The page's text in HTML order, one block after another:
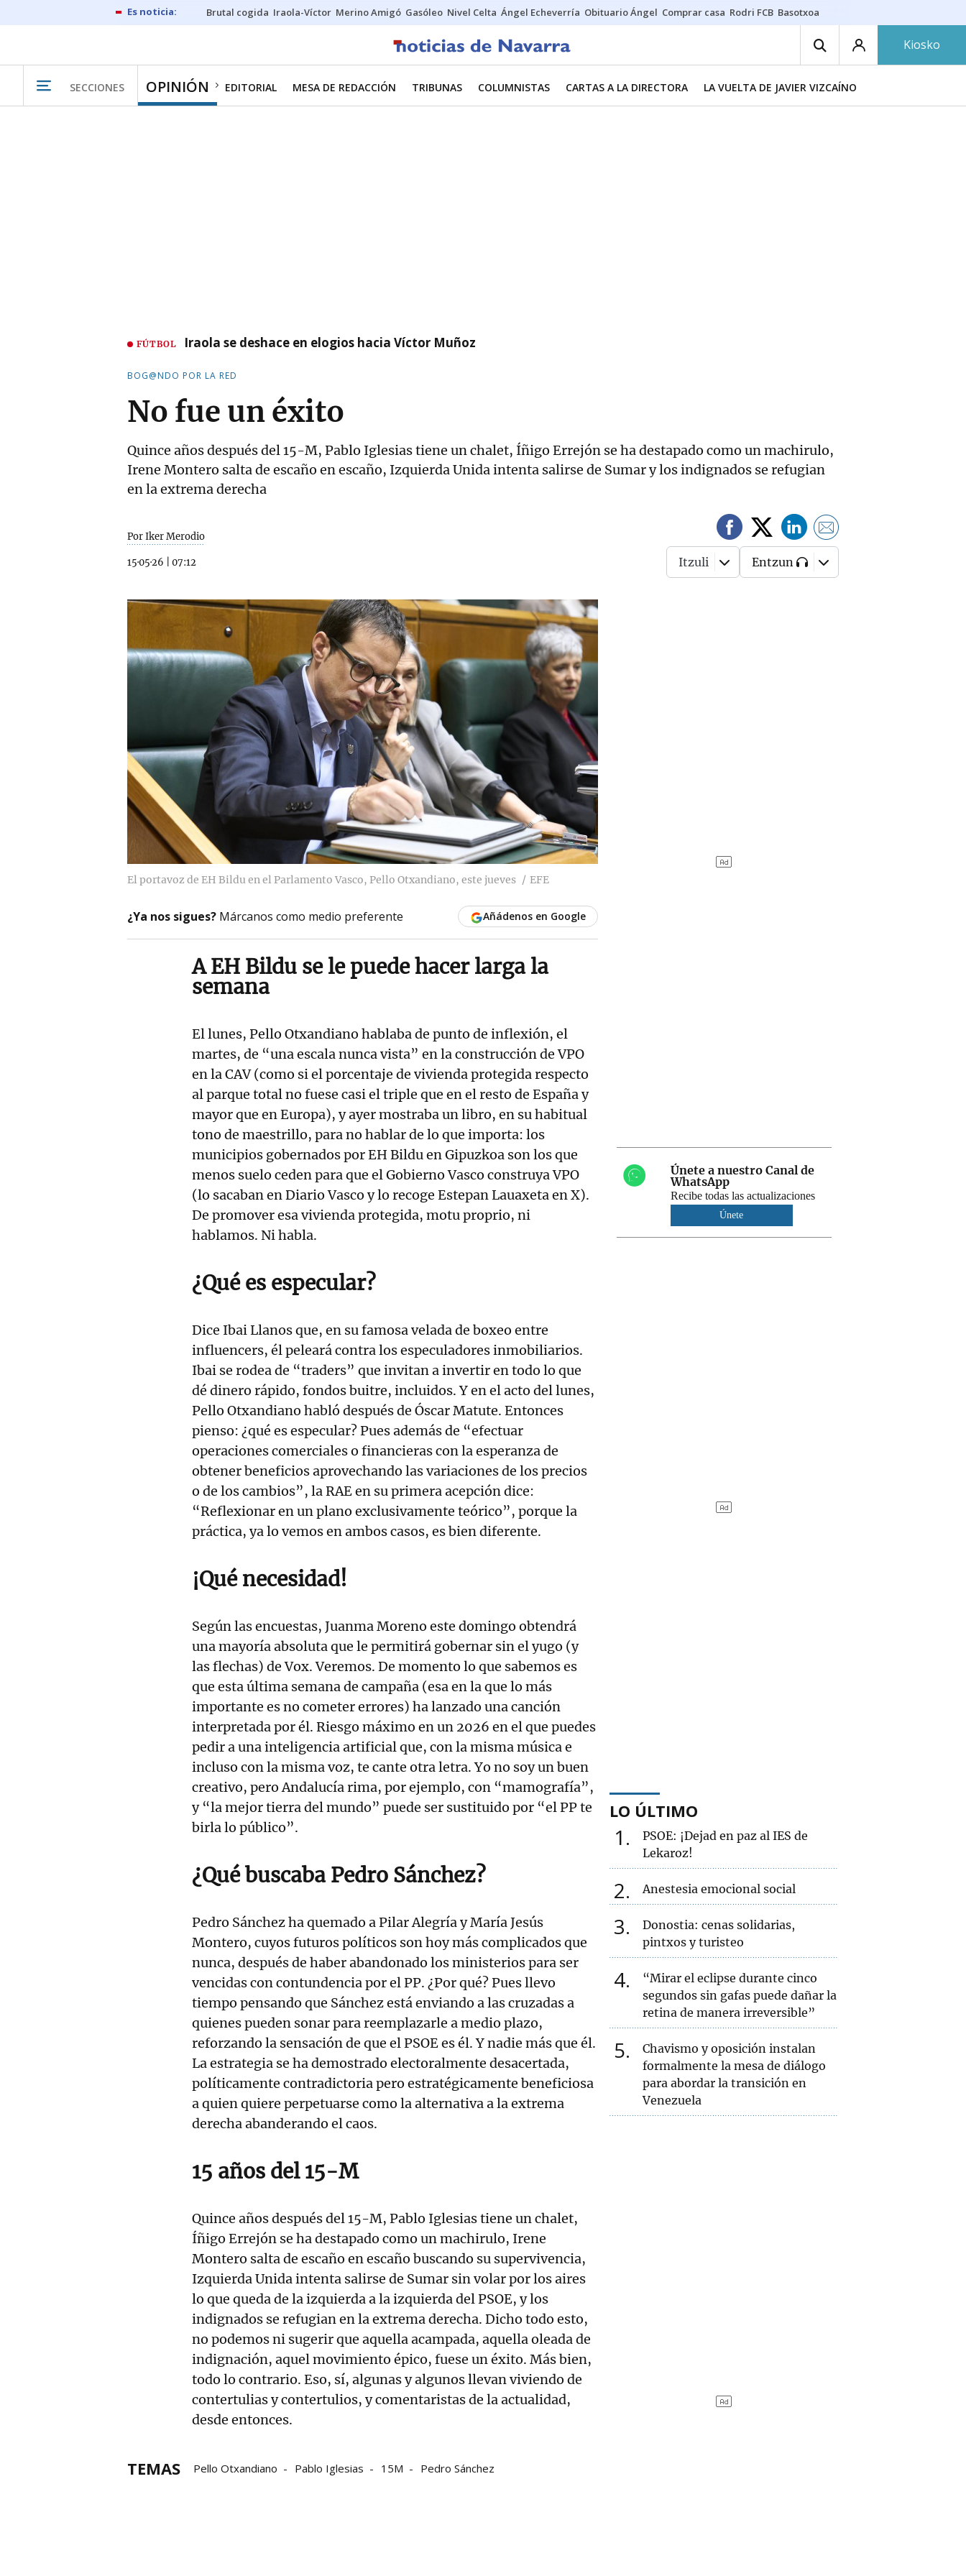
Brutal cogida Iraola-Víctor Merino Amigó Gasóleo Nivel Celta Ángel Echeverría Obituario Ángel Comprar casa Rodri FCB Basotxoa
Kiosko
SECCIONES OPINIÓN EDITORIAL MESA DE REDACCIÓN TRIBUNAS COLUMNISTAS CARTAS A LA DIRECTORA LA VUELTA DE JAVIER VIZCAÍNO
FÚTBOL Iraola se deshace en elogios hacia Víctor Muñoz
BOG@NDO POR LA RED
No fue un éxito
Quince años después del 15-M, Pablo Iglesias tiene un chalet, Íñigo Errejón se ha destapado como un machirulo,
Irene Montero salta de escaño en escaño, Izquierda Unida intenta salirse de Sumar y los indignados se refugian
en la extrema derecha
Por Iker Merodio
15·05·26 07:12 Itzuli Entzun
El portavoz de EH Bildu en el Parlamento Vasco, Pello Otxandiano, este jueves EFE
¿Ya nos sigues? Márcanos como medio preferente Añádenos en Google
A EH Bildu se le puede hacer larga la
semana
El lunes, Pello Otxandiano hablaba de punto de inflexión, el
martes, de “una escala nunca vista” en la construcción de VPO
en la CAV (como si el porcentaje de vivienda protegida respecto
al parque total no fuese casi el triple que en el resto de España y
mayor que en Europa), y ayer mostraba un libro, en su habitual
tono de maestrillo, para no hablar de lo que importa: los
municipios gobernados por EH Bildu en Gipuzkoa son los que
menos suelo ceden para que el Gobierno Vasco construya VPO
(lo sacaban en Diario Vasco y lo recoge Estepan Lauaxeta en X).
De promover esa vivienda protegida, motu proprio, ni
hablamos. Ni habla.
¿Qué es especular?
Dice Ibai Llanos que, en su famosa velada de boxeo entre
influencers, él peleará contra los especuladores inmobiliarios.
Ibai se rodea de “traders” que invitan a invertir en todo lo que
dé dinero rápido, fondos buitre, incluidos. Y en el acto del lunes,
Pello Otxandiano habló después de Óscar Matute. Entonces
pienso: ¿qué es especular? Pues además de “efectuar
operaciones comerciales o financieras con la esperanza de
obtener beneficios aprovechando las variaciones de los precios
o de los cambios”, la RAE en su primera acepción dice:
“Reflexionar en un plano exclusivamente teórico”, porque la
práctica, ya lo vemos en ambos casos, es bien diferente.
¡Qué necesidad!
Según las encuestas, Juanma Moreno este domingo obtendrá
una mayoría absoluta que le permitirá gobernar sin el yugo (y
las flechas) de Vox. Veremos. De momento lo que sabemos es
que esta última semana de campaña (esa en la que lo más
importante es no cometer errores) ha lanzado una canción
interpretada por él. Riesgo máximo en un 2026 en el que puedes
pedir a una inteligencia artificial que, con la misma música e
incluso con la misma voz, te cante otra letra. Yo no soy un buen
creativo, pero Andalucía rima, por ejemplo, con “mamografía”,
y “la mejor tierra del mundo” puede ser sustituido por “el PP te
birla lo público”.
¿Qué buscaba Pedro Sánchez?
Pedro Sánchez ha quemado a Pilar Alegría y María Jesús
Montero, cuyos futuros políticos son hoy más complicados que
nunca, después de haber abandonado los ministerios para ser
vencidas con contundencia por el PP. ¿Por qué? Pues llevo
tiempo pensando que Sánchez está enviando a las cruzadas a
quienes pueden sonar para reemplazarle a medio plazo,
reforzando la sensación de que el PSOE es él. Y nadie más que él.
La estrategia se ha demostrado electoralmente desacertada,
políticamente contradictoria pero estratégicamente beneficiosa
a quien quiere perpetuarse como la alternativa a la extrema
derecha abanderando el caos.
15 años del 15-M
Quince años después del 15-M, Pablo Iglesias tiene un chalet,
Íñigo Errejón se ha destapado como un machirulo, Irene
Montero salta de escaño en escaño buscando su supervivencia,
Izquierda Unida intenta salirse de Sumar sin volar por los aires
lo que queda de la izquierda a la izquierda del PSOE, y los
indignados se refugian en la extrema derecha. Dicho todo esto,
no podemos ni sugerir que aquella acampada, aquella oleada de
indignación, aquel movimiento épico, fuese un éxito. Más bien,
todo lo contrario. Eso, sí, algunas y algunos llevan viviendo de
contertulias y contertulios, y comentaristas de la actualidad,
desde entonces.
TEMAS Pello Otxandiano Pablo Iglesias 15M Pedro Sánchez
Únete a nuestro Canal de
WhatsApp
Recibe todas las actualizaciones
Únete
LO ÚLTIMO
1
PSOE: ¡Dejad en paz al IES de
Lekaroz!
2 Anestesia emocional social
3
Donostia: cenas solidarias,
pintxos y turisteo
4
“Mirar el eclipse durante cinco
segundos sin gafas puede dañar la
retina de manera irreversible”
5
Chavismo y oposición instalan
formalmente la mesa de diálogo
para abordar la transición en
Venezuela